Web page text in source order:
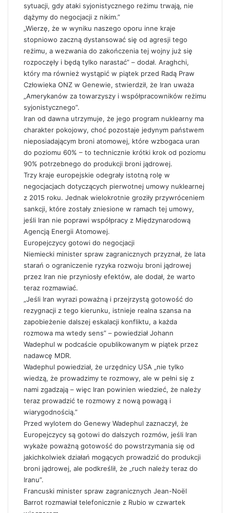
sytuacji, gdy ataki syjonistycznego reżimu trwają, nie
dążymy do negocjacji z nikim.”
„Wierzę, że w wyniku naszego oporu inne kraje
stopniowo zaczną dystansować się od agresji tego
reżimu, a wezwania do zakończenia tej wojny już się
rozpoczęły i będą tylko narastać” – dodał. Araghchi,
który ma również wystąpić w piątek przed Radą Praw
Człowieka ONZ w Genewie, stwierdził, że Iran uważa
„Amerykanów za towarzyszy i współpracowników reżimu
syjonistycznego”.
Iran od dawna utrzymuje, że jego program nuklearny ma
charakter pokojowy, choć pozostaje jedynym państwem
nieposiadającym broni atomowej, które wzbogaca uran
do poziomu 60% – to technicznie krótki krok od poziomu
90% potrzebnego do produkcji broni jądrowej.
Trzy kraje europejskie odegrały istotną rolę w
negocjacjach dotyczących pierwotnej umowy nuklearnej
z 2015 roku. Jednak wielokrotnie groziły przywróceniem
sankcji, które zostały zniesione w ramach tej umowy,
jeśli Iran nie poprawi współpracy z Międzynarodową
Agencją Energii Atomowej.
Europejczycy gotowi do negocjacji
Niemiecki minister spraw zagranicznych przyznał, że lata
starań o ograniczenie ryzyka rozwoju broni jądrowej
przez Iran nie przyniosły efektów, ale dodał, że warto
teraz rozmawiać.
„Jeśli Iran wyrazi poważną i przejrzystą gotowość do
rezygnacji z tego kierunku, istnieje realna szansa na
zapobieżenie dalszej eskalacji konfliktu, a każda
rozmowa ma wtedy sens” – powiedział Johann
Wadephul w podcaście opublikowanym w piątek przez
nadawcę MDR.
Wadephul powiedział, że urzędnicy USA „nie tylko
wiedzą, że prowadzimy te rozmowy, ale w pełni się z
nami zgadzają – więc Iran powinien wiedzieć, że należy
teraz prowadzić te rozmowy z nową powagą i
wiarygodnością.”
Przed wylotem do Genewy Wadephul zaznaczył, że
Europejczycy są gotowi do dalszych rozmów, jeśli Iran
wykaże poważną gotowość do powstrzymania się od
jakichkolwiek działań mogących prowadzić do produkcji
broni jądrowej, ale podkreślił, że „ruch należy teraz do
Iranu”.
Francuski minister spraw zagranicznych Jean-Noël
Barrot rozmawiał telefonicznie z Rubio w czwartek